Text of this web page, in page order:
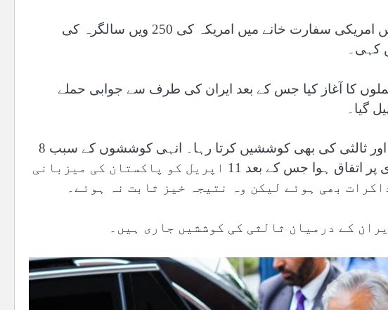
انہوں نے یہ بات جمعرات کی شب اسلام آباد میں امریکی سفارت خانے میں امریکہ کی 250 ویں سالگرہ کی
کہی۔
حملوں کا آغاز کیا جس کے بعد ایران کی طرف سے جوابی حملے
گیا۔
پاکستان مسلسل جنگ بندی کے لیے کوشاں رہا اور ثالثی کی بھی کوششیں کرتا رہا۔ انہی کوششوں کے سبب 8
اپریل کو امریکہ اور ایران میں عارضی جنگ بندی پر اتفاق ہوا جس کے بعد 11 اپریل کو پاکستان کی میزبانی
بھی ہوئے لیکن وہ نتیجہ خیز ثابت نہ ہوئے۔
کے درمیان ثالثی کی کوششیں جاری ہیں۔